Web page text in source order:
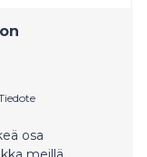
osa